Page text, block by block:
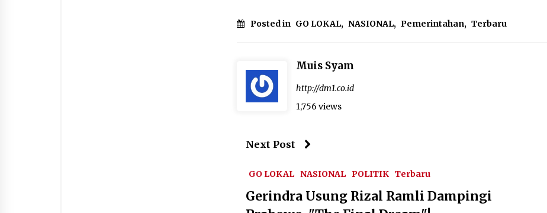
Posted in GO LOKAL, NASIONAL, Pemerintahan, Terbaru
Muis Syam
http://dm1.co.id
1,756 views
Next Post
GO LOKAL NASIONAL POLITIK Terbaru
Gerindra Usung Rizal Ramli Dampingi